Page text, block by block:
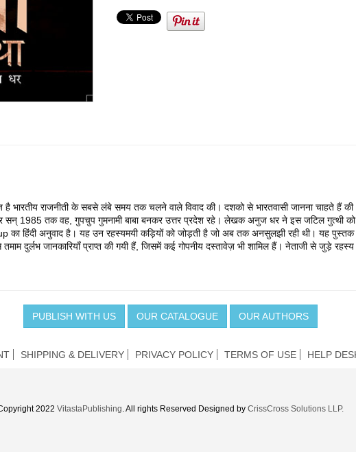
भारतीय राजनीती के सबसे लंबे समय तक चलने वाले विवाद की। दशको से भारतवासी जानना चाहते हैं
सन् 1985 तक वह, गुपचुप गुमनामी बाबा बनकर उत्तर प्रदेश रहे। लेखक अनुज धर ने इस जटिल गुत्थी
हिंदी अनुवाद है। यह उन रहस्यमयी कड़ियों को जोड़ती है जो अब तक अनसुलझी रही थी। यह पुस्तक
दुर्लभ जानकारियाँ प्राप्त की गयी हैं, जिसमें कई गोपनीय दस्तावेज़ भी शामिल हैं। नेताजी से जुड़े
PUBLISH WITH US OUR CATALOGUE OUR AUTHORS
SHIPPING & DELIVERY PRIVACY POLICY TERMS OF USE HELP
2022 VitastaPublishing. All rights Reserved Designed by CrissCross Solutions LLP.